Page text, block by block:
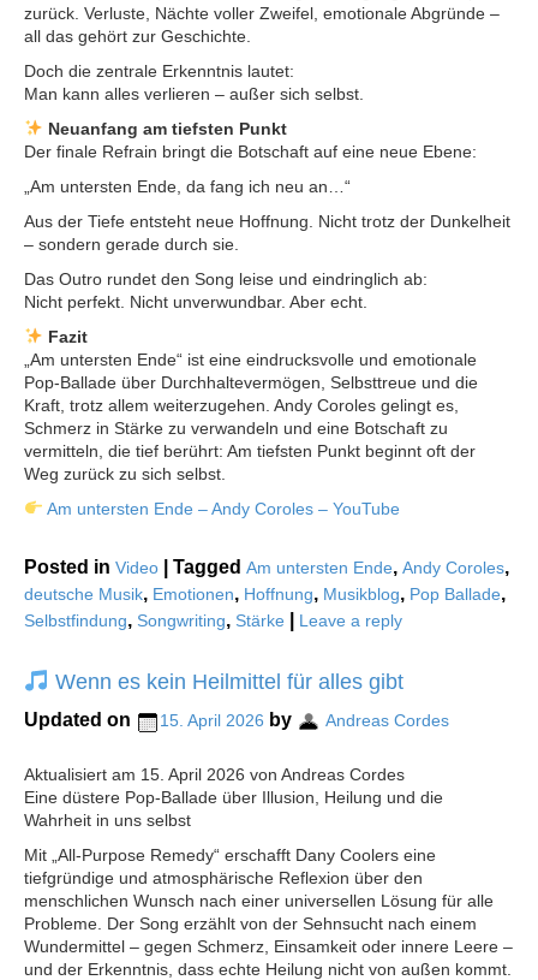
zurück. Verluste, Nächte voller Zweifel, emotionale Abgründe –
all das gehört zur Geschichte.
Doch die zentrale Erkenntnis lautet:
Man kann alles verlieren – außer sich selbst.
Neuanfang am tiefsten Punkt
Der finale Refrain bringt die Botschaft auf eine neue Ebene:
„Am untersten Ende, da fang ich neu an…“
Aus der Tiefe entsteht neue Hoffnung. Nicht trotz der Dunkelheit
– sondern gerade durch sie.
Das Outro rundet den Song leise und eindringlich ab:
Nicht perfekt. Nicht unverwundbar. Aber echt.
Fazit
„Am untersten Ende“ ist eine eindrucksvolle und emotionale
Pop-Ballade über Durchhaltevermögen, Selbsttreue und die
Kraft, trotz allem weiterzugehen. Andy Coroles gelingt es,
Schmerz in Stärke zu verwandeln und eine Botschaft zu
vermitteln, die tief berührt: Am tiefsten Punkt beginnt oft der
Weg zurück zu sich selbst.
Am untersten Ende – Andy Coroles – YouTube
Posted in Video Tagged Am untersten Ende, Andy Coroles,
deutsche Musik, Emotionen, Hoffnung, Musikblog, Pop Ballade,
Selbstfindung, Songwriting, Stärke Leave a reply
Wenn es kein Heilmittel für alles gibt
Updated on 15. April 2026 by Andreas Cordes
Aktualisiert am 15. April 2026 von Andreas Cordes
Eine düstere Pop-Ballade über Illusion, Heilung und die
Wahrheit in uns selbst
Mit „All-Purpose Remedy“ erschafft Dany Coolers eine
tiefgründige und atmosphärische Reflexion über den
menschlichen Wunsch nach einer universellen Lösung für alle
Probleme. Der Song erzählt von der Sehnsucht nach einem
Wundermittel – gegen Schmerz, Einsamkeit oder innere Leere –
und der Erkenntnis, dass echte Heilung nicht von außen kommt.